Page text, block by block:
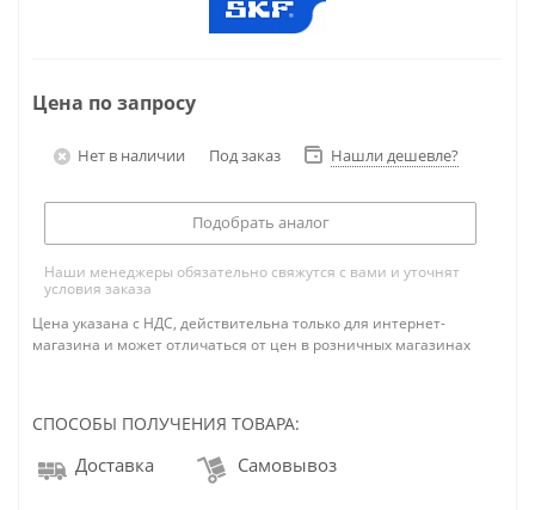
Цена по запросу
Нет в наличии Под заказ Нашли дешевле?
Подобрать аналог
Наши менеджеры обязательно свяжутся с вами и уточнят
условия заказа
Цена указана с НДС, действительна только для интернет-
магазина и может отличаться от цен в розничных магазинах
СПОСОБЫ ПОЛУЧЕНИЯ ТОВАРА:
Доставка Самовывоз